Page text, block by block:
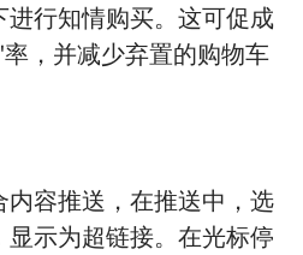
行知情购买。这可促成
，并减少弃置的购物车
容推送，在推送中，选
示为超链接。在光标停